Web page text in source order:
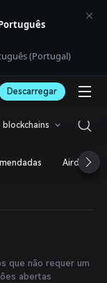
(Portugal)
Descarregar
blockchains
Airdrop
que não requer um
abertas